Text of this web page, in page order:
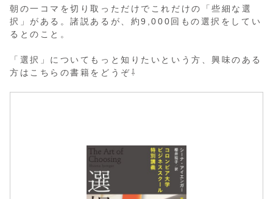
朝の一コマを切り取っただけでこれだけの「些細な選
択」がある。諸説あるが、約9,000回もの選択をしてい
るとのこと。
「選択」についてもっと知りたいという方、興味のある
方はこちらの書籍をどうぞ⇩